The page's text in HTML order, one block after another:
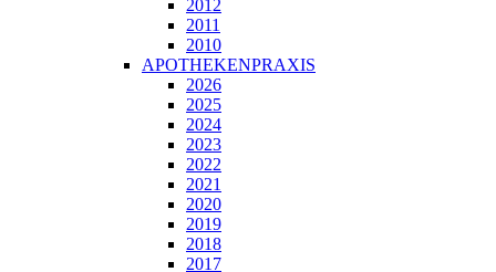
2012
2011
2010
APOTHEKENPRAXIS
2026
2025
2024
2023
2022
2021
2020
2019
2018
2017